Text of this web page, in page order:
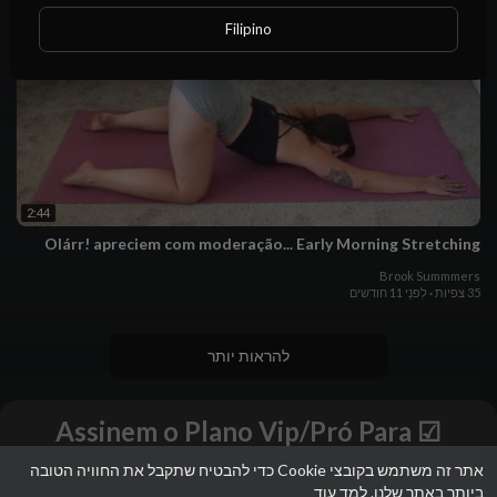
אתר זה משתמש בקובצי Cookie כדי להבטיח שתקבל את החוויה הטובה
ביותר באתר שלנו.למד עוד
2:44
Olárr! apreciem com moderação... Early Morning Stretching
Brook Summmers
35 צפיות
· לִפנֵי 11 חודשים
להראות יותר
☑ Assinem o Plano Vip/Pró Para
Faturarem & Assistirem aos Vídeos
Completos - Sem Cortes - Sem
Filipino